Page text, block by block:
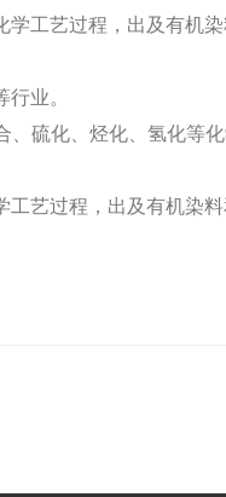
工艺过程，出及有机
业。
、硫化、烃化、氢化等
艺过程，出及有机染